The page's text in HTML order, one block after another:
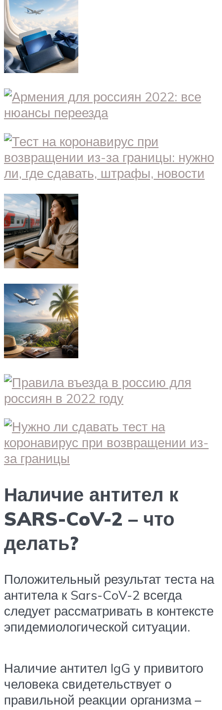
Наличие антител к
SARS-CoV-2 – что
делать?
Положительный результат теста на
антитела к Sars-CoV-2 всегда
следует рассматривать в контексте
эпидемиологической ситуации.
Наличие антител IgG у привитого
человека свидетельствует о
правильной реакции организма –